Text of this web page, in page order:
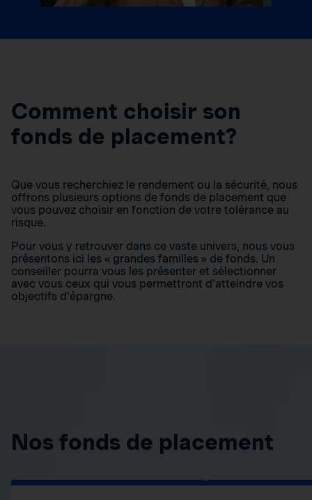
Comment choisir son
fonds de placement?
Que vous recherchiez le rendement ou la sécurité, nous
offrons plusieurs options de fonds de placement que
vous pouvez choisir en fonction de votre tolérance au
risque.
Pour vous y retrouver dans ce vaste univers, nous vous
présentons ici les « grandes familles » de fonds. Un
conseiller pourra vous les présenter et sélectionner
avec vous ceux qui vous permettront d’atteindre vos
objectifs d’épargne.
Nos fonds de placement